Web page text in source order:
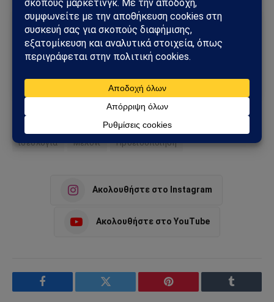
Ακολούθησε το Sahiel στο Google News
Πρόσθεσε το Sahiel ως προτιμώμενη πηγή για να λαμβάνεις
πρώτος τις σημαντικότερες ειδήσεις και αναλύσεις.
Add as a preferred source
ιδεολογία Μελόνι Προειδοποίηση
Ακολουθήστε στο Instagram
Ακολουθήστε στο YouTube
Facebook Twitter Pinterest Tumblr